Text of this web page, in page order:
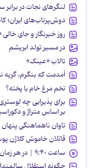
لنگرهای نجات در
دوش‌پرتاب‌های
روز خبرنگار و جای
در مسیر تولد ابریشم
تالاب «عینک»
آمدمت که بنگرم،
تخم مرغ خام یا پخته؟
برای پذیرایی چه
بر اساس متراژ و
تاوان ناهماهنگی
قاتلان خاموش کلاژن
ساعت ۹:۴۰ | در هر زمان ممکن باید انتقامشان را پس بدهند